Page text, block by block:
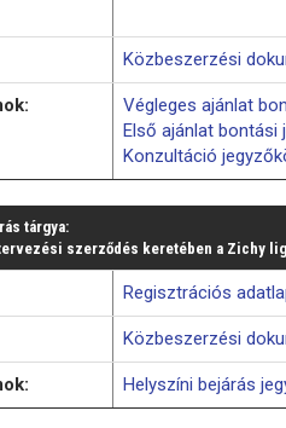
Közbeszerzési
Végleges ajánlat
Első ajánlat bontási
Konzultáció
tárgya:
szerződés keretében a Zichy
Regisztrációs
Közbeszerzési
Helyszíni bejárás